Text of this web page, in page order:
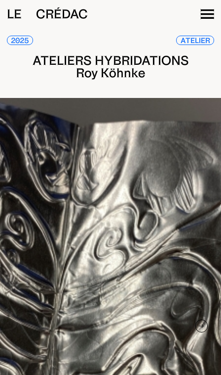
LE CRÉDAC
2025 ATELIER
ATELIERS HYBRIDATIONS
Roy Köhnke